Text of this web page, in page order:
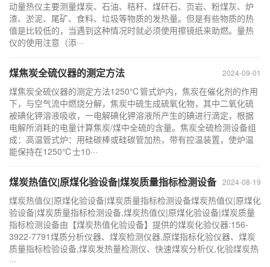
动量热仪主要测量煤炭、石油、秸秆、煤矸石、页岩、粉煤灰、炉
渣、淤泥、尾矿、食料、垃圾等物质的发热量。但是有些物质的热
值是比较低的，当遇到这种情况时就必须使用擦镜纸来助燃。量热
仪的使用注意（添···
2024-09-01
煤焦炭全硫仪器的测定方法
煤焦炭全硫仪器的测定方法1250℃管式炉内，焦炭在催化剂的作用
下，与空气流中燃烧分解，焦炭中硫生成硫氧化物，其中二氧化硫
被碘化钾溶液吸收，一电解碘化钾溶液所产生的碘进行滴定，根据
电解所消耗的电量计算焦炭/煤中全硫的含量。焦炭全硫检测设备组
成：高温管式炉：用硅碳棒或硅碳管加热，带有控温装置，使炉温
能保持在1250℃士10···
2024-08-19
煤炭热值仪|原煤化验设备|煤炭质量指标检测设备
煤炭热值仪|原煤化验设备|煤炭质量指标检测设备煤炭热值仪|原煤化
验设备|煤炭质量指标检测设备,煤炭热值仪|原煤化验设备|煤炭质量
指标检测设备由【煤炭热值化验设备】提供的煤炭化验仪器:156-
3922-7791煤质分析仪器、煤炭检测仪器,原煤指标化验仪器、煤炭
质量指标检验设备,煤炭发热量检测仪、快速煤炭分析仪,化验煤炭热
···